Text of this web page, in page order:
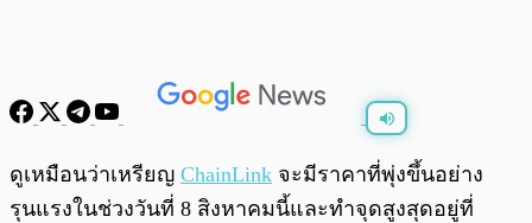
พร้อมเล่น 0:00 0:00
ดูเหมือนว่าเหรียญ ChainLink จะมีราคาที่พุ่งขึ้นอย่าง
รุนแรงในช่วงวันที่ 8 สิงหาคมนี้และทำจุดสูงสุดอยู่ที่